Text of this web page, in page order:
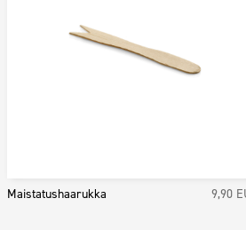
Maistatushaarukka 9,90